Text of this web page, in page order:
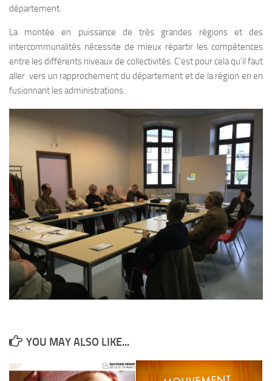
département.
La montée en puissance de très grandes régions et des
intercommunalités nécessite de mieux répartir les compétences
entre les différents niveaux de collectivités. C’est pour cela qu’il faut
aller vers un rapprochement du département et de la région en en
fusionnant les administrations.
YOU MAY ALSO LIKE...